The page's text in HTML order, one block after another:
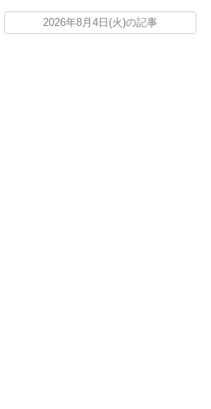
2026年8月4日(火)の記事